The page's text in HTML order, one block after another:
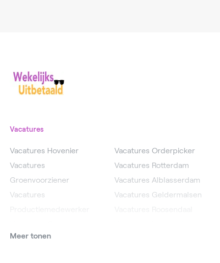
Vacatures
Vacatures Hovenier
Vacatures
Groenvoorziener
Vacatures
Vacatures
Vacatures Orderpicker
Vacatures Rotterdam
Vacatures Alblasserdam
Vacatures Geldermalsen
Meer tonen